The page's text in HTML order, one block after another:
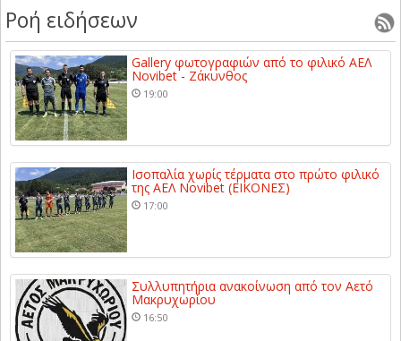
Ροή ειδήσεων
Gallery φωτογραφιών από το φιλικό ΑΕΛ
Novibet - Ζάκυνθος
19:00
Ισοπαλία χωρίς τέρματα στο πρώτο φιλικό
της ΑΕΛ Novibet (ΕΙΚΟΝΕΣ)
17:00
Συλλυπητήρια ανακοίνωση από τον Αετό
Μακρυχωρίου
16:50